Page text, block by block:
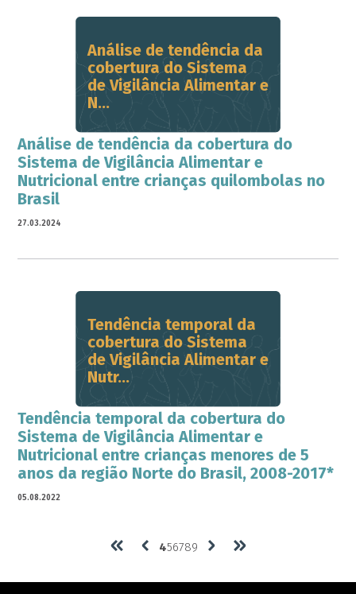
Análise de tendência da
cobertura do Sistema
de Vigilância Alimentar e
N...
Análise de tendência da cobertura do
Sistema de Vigilância Alimentar e
Nutricional entre crianças quilombolas no
Brasil
27.03.2024
Tendência temporal da
cobertura do Sistema
de Vigilância Alimentar e
Nutr...
Tendência temporal da cobertura do
Sistema de Vigilância Alimentar e
Nutricional entre crianças menores de 5
anos da região Norte do Brasil, 2008-2017*
05.08.2022
456789